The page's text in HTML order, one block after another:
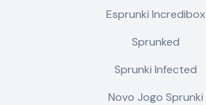
Esprunki Incredibox
Sprunked
Sprunki Infected
Novo Jogo Sprunki